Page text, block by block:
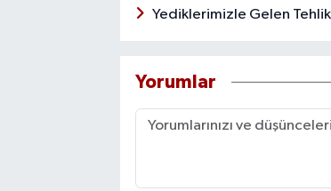
Yediklerimizle Gelen
Yorumlar